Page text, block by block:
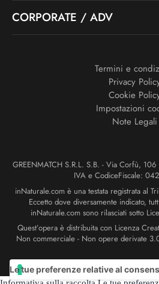
CORPORATE / ADV
Termini e
Privacy
Cookie
Impostazioni
Note Legali
GREENMATCH S.R.L. S.B. - Via Corfù,
IVA e CodiceFiscale:
inNaturale.com è una testata registrata al
Eccetto dove diversamente indicato,
inNaturale.com sono rilasciati sotto
Quest’opera è distribuita con Licenza
Non commerciale - Non opere derivate
Le tue preferenze relative al